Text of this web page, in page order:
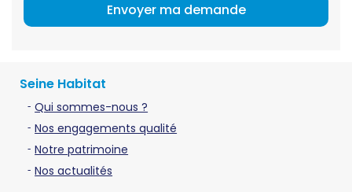
Seine Habitat
Qui sommes-nous ?
Nos engagements qualité
Notre patrimoine
Nos actualités